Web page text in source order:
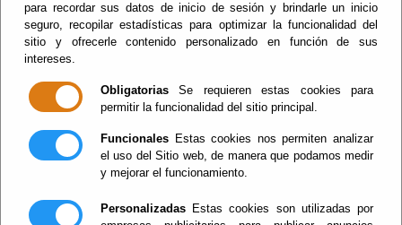
para recordar sus datos de inicio de sesión y brindarle un inicio
seguro, recopilar estadísticas para optimizar la funcionalidad del
sitio y ofrecerle contenido personalizado en función de sus
intereses.
Obligatorias Se requieren estas cookies para
permitir la funcionalidad del sitio principal.
Funcionales Estas cookies nos permiten analizar
el uso del Sitio web, de manera que podamos medir
y mejorar el funcionamiento.
Personalizadas Estas cookies son utilizadas por
Asistencia a
Promotores,
Servicios
Técnicos o
Equipamientos